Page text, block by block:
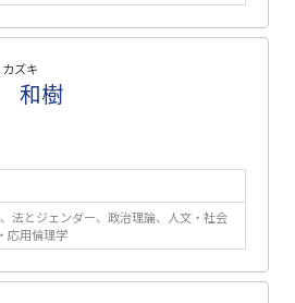
ズキ
和樹
法とジェンダー、政治理論、人文・社会
応用倫理学